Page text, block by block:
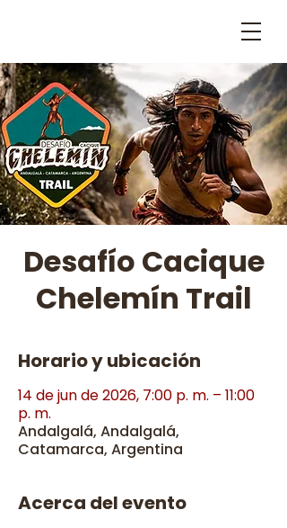
Desafío Cacique
Chelemín Trail
Horario y ubicación
14 de jun de 2026, 7:00 p. m. – 11:00
p. m.
Andalgalá, Andalgalá,
Catamarca, Argentina
Acerca del evento